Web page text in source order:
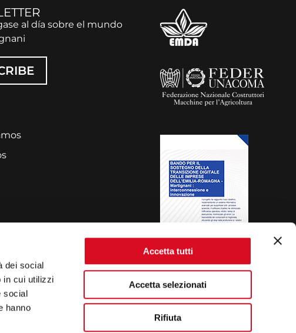
dei social
in cui utilizzi
social
hanno
Accetta tutti
Accetta selezionati
Rifiuta
al día sobre el mundo